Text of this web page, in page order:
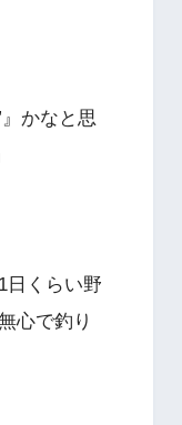
かなと思
日くらい野
心で釣り